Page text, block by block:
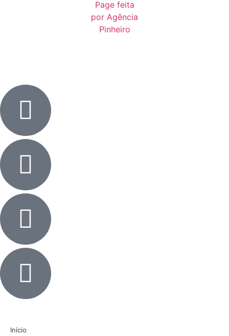
Início